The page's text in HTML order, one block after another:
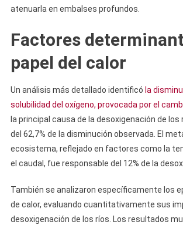
atenuarla en embalses profundos.
Factores
papel del calor
Un análisis más detallado identificó la
solubilidad del oxígeno, provocada por el
la principal causa de la desoxigenación de los
del 62,7% de la disminución observada. El
ecosistema, reflejado en factores como la
el caudal, fue responsable del 12% de la
También se analizaron específicamente los
de calor, evaluando cuantitativamente sus
desoxigenación de los ríos. Los resultados